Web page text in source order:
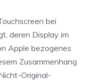
bei
deren Display im
Apple bezogenes
Zusammenhang
Original-